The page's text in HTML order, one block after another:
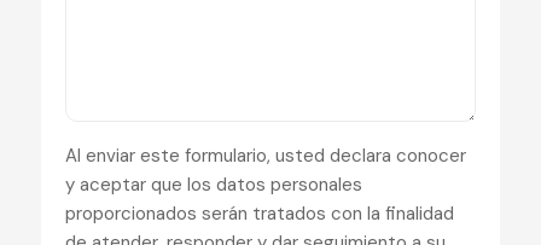
Al enviar este formulario, usted declara conocer
y aceptar que los datos personales
proporcionados serán tratados con la finalidad